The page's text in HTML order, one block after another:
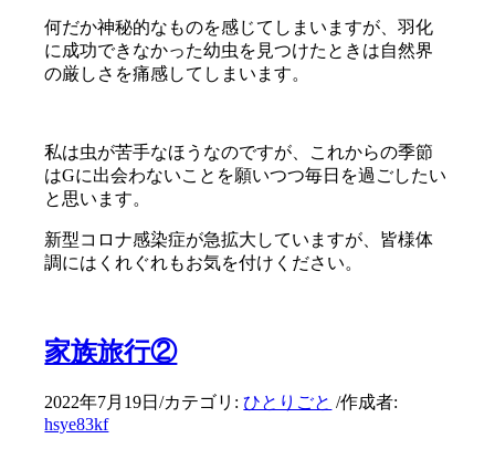
何だか神秘的なものを感じてしまいますが、羽化
に成功できなかった幼虫を見つけたときは自然界
の厳しさを痛感してしまいます。
私は虫が苦手なほうなのですが、これからの季節
はGに出会わないことを願いつつ毎日を過ごしたい
と思います。
新型コロナ感染症が急拡大していますが、皆様体
調にはくれぐれもお気を付けください。
家族旅行②
2022年7月19日/カテゴリ:ひとりごと /作成者:
hsye83kf